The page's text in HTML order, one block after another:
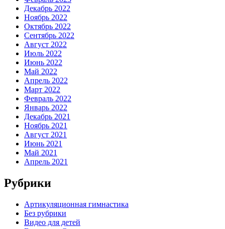
Декабрь 2022
Ноябрь 2022
Октябрь 2022
Сентябрь 2022
Август 2022
Июль 2022
Июнь 2022
Май 2022
Апрель 2022
Март 2022
Февраль 2022
Январь 2022
Декабрь 2021
Ноябрь 2021
Август 2021
Июнь 2021
Май 2021
Апрель 2021
Рубрики
Артикуляционная гимнастика
Без рубрики
Видео для детей